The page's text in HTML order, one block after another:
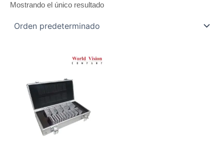
Mostrando el único resultado